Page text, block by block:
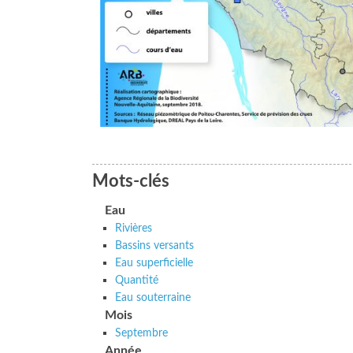
Mots-clés
Eau
Rivières
Bassins versants
Eau superficielle
Quantité
Eau souterraine
Mois
Septembre
Année